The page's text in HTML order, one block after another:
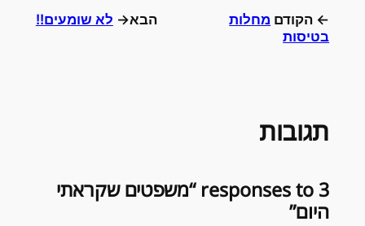
← הקודם מחלות
בטיסות
הבא→ לא שומעים!!
תגובות
3 responses to “משפטים שקראתי
היום”